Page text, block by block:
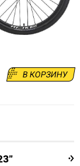
В КОРЗИНУ